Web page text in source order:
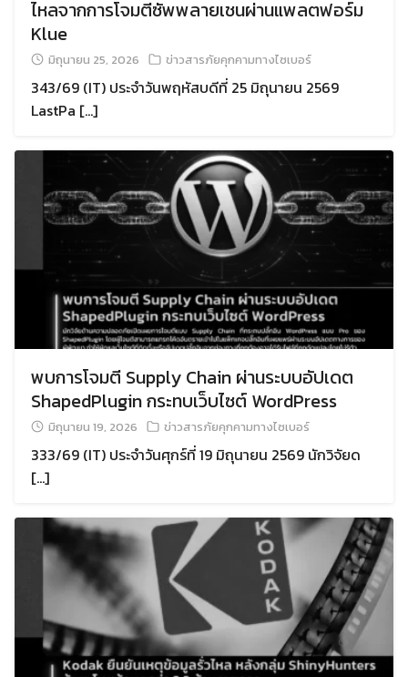
for:
ไหลจากการโจมตีซัพพลายเชนผ่านแพลตฟอร์ม
Klue
มิถุนายน 25, 2026 ข่าวสารภัยคุกคามทางไซเบอร์
343/69 (IT) ประจำวันพฤหัสบดีที่ 25 มิถุนายน 2569
LastPa […]
พบการโจมตี Supply Chain ผ่านระบบอัปเดต
ShapedPlugin กระทบเว็บไซต์ WordPress
มิถุนายน 19, 2026 ข่าวสารภัยคุกคามทางไซเบอร์
333/69 (IT) ประจำวันศุกร์ที่ 19 มิถุนายน 2569 นักวิจัยด
[…]